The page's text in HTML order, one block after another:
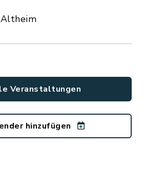
Veranstaltungen
hinzufügen